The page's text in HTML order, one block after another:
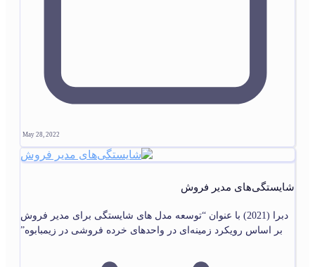
May 28, 2022
شایستگی‌های مدیر فروش
دبرا (2021) با عنوان “توسعه مدل های شایستگی برای مدیر فروش
بر اساس رویکرد زمینه‌ای در واحدهای خرده فروشی در زیمبابوه”